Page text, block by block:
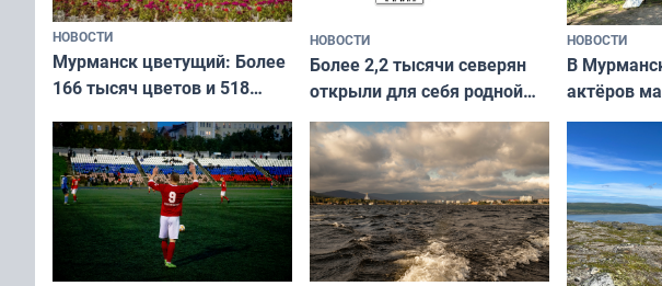
НОВОСТИ
Мурманск цветущий: Более
166 тысяч цветов и 518
НОВОСТИ
Более 2,2 тысячи северян
открыли для себя родной
край в рамках проекта
«Туризм для своих»
НОВОСТИ
В
актёров
съёмок в